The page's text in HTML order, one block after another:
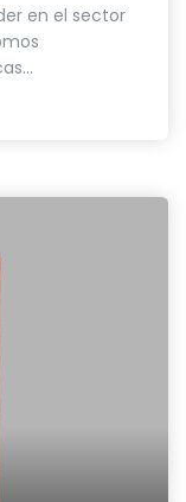
en el sector